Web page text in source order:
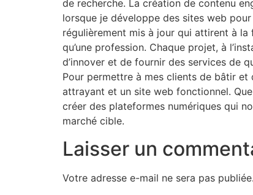
de recherche. La création de contenu
lorsque je développe des sites web
régulièrement mis à jour qui attirent à
qu’une profession. Chaque projet, à
d’innover et de fournir des services de
Pour permettre à mes clients de bâtir et
attrayant et un site web fonctionnel.
créer des plateformes numériques qui
marché cible.
Laisser un
Votre adresse e-mail ne sera pas publiée.